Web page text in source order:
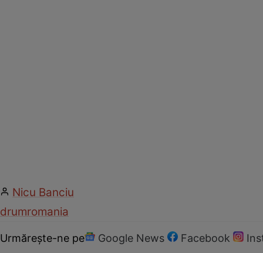
Nicu Banciu
drumromania
Urmărește-ne pe Google News Facebook